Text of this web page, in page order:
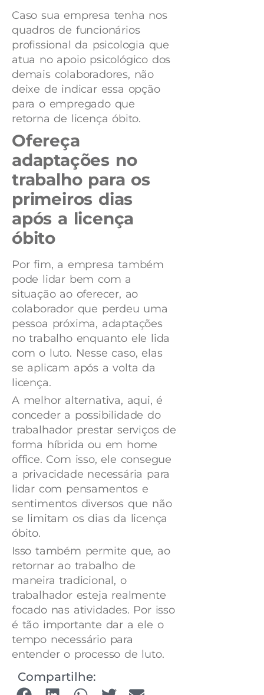
Caso sua empresa tenha nos
quadros de funcionários
profissional da psicologia que
atua no apoio psicológico dos
demais colaboradores, não
deixe de indicar essa opção
para o empregado que
retorna de licença óbito.
Ofereça
adaptações no
trabalho para os
primeiros dias
após a licença
óbito
Por fim, a empresa também
pode lidar bem com a
situação ao oferecer, ao
colaborador que perdeu uma
pessoa próxima, adaptações
no trabalho enquanto ele lida
com o luto. Nesse caso, elas
se aplicam após a volta da
licença.
A melhor alternativa, aqui, é
conceder a possibilidade do
trabalhador prestar serviços de
forma híbrida ou em home
office. Com isso, ele consegue
a privacidade necessária para
lidar com pensamentos e
sentimentos diversos que não
se limitam os dias da licença
óbito.
Isso também permite que, ao
retornar ao trabalho de
maneira tradicional, o
trabalhador esteja realmente
focado nas atividades. Por isso
é tão importante dar a ele o
tempo necessário para
entender o processo de luto.
Compartilhe: